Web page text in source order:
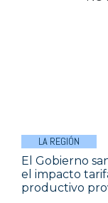
LA REGIÓN
El Gobierno
el impacto
productivo